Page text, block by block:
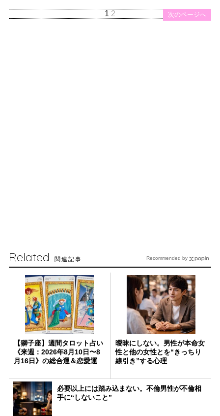
次のページへ
1 2
Related 関連記事
【獅子座】週間タロット占い
《来週：2026年8月10日〜8
月16日》の総合運＆恋愛運
曖昧にしない。男性が本命女
性と他の女性とを“きっちり
線引き”する心理
必要以上には踏み込まない。不倫男性が不倫相
手に“しないこと”
Recommended by